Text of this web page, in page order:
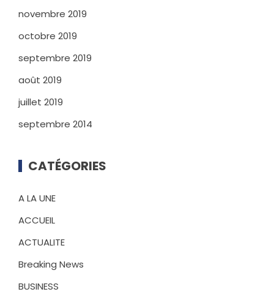
novembre 2019
octobre 2019
septembre 2019
août 2019
juillet 2019
septembre 2014
CATÉGORIES
A LA UNE
ACCUEIL
ACTUALITE
Breaking News
BUSINESS